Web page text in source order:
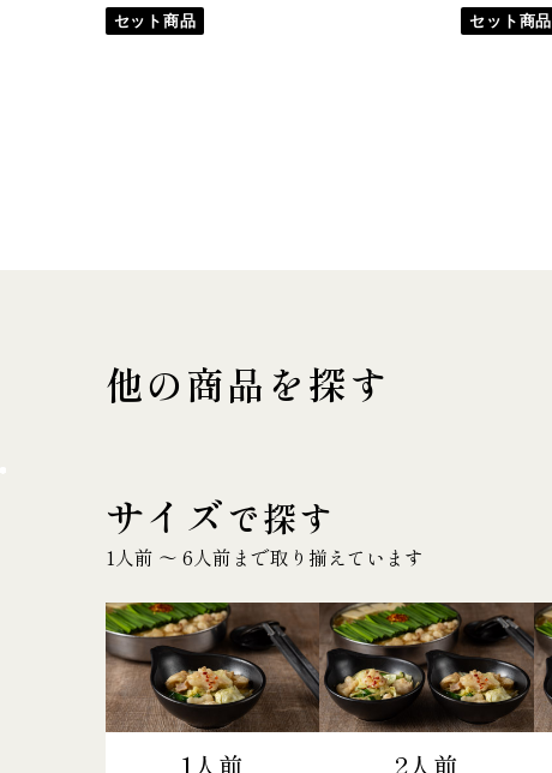
セット商品 セット商品
他の商品を探す
サイズで探す
1人前 〜 6人前まで取り揃えています
1人前 2人前